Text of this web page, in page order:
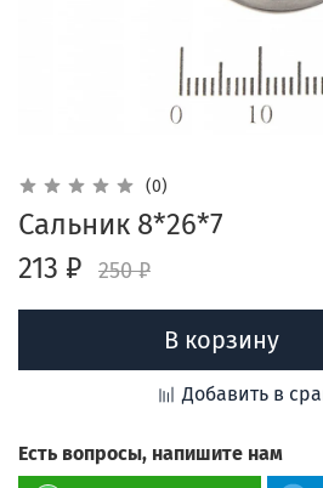
(0)
Сальник 8*26*7
213 ₽
250 ₽
В корзину
Добавить в
Есть вопросы, напишите нам